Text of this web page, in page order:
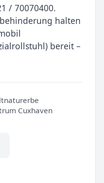
/ 70070400.
halten
bereit –
Cuxhaven